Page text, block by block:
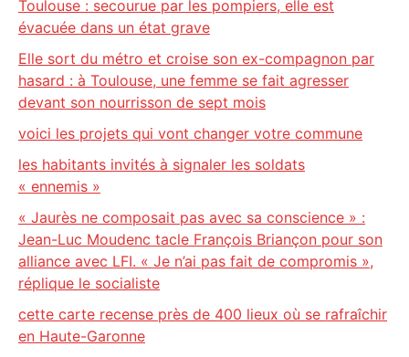
Toulouse : secourue par les pompiers, elle est
évacuée dans un état grave
Elle sort du métro et croise son ex-compagnon par
hasard : à Toulouse, une femme se fait agresser
devant son nourrisson de sept mois
voici les projets qui vont changer votre commune
les habitants invités à signaler les soldats
« ennemis »
« Jaurès ne composait pas avec sa conscience » :
Jean-Luc Moudenc tacle François Briançon pour son
alliance avec LFI. « Je n’ai pas fait de compromis »,
réplique le socialiste
cette carte recense près de 400 lieux où se rafraîchir
en Haute-Garonne